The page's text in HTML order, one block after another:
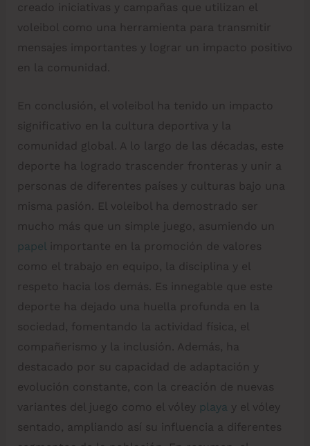
creado iniciativas y campañas que utilizan el
voleibol como una herramienta para transmitir
mensajes importantes y lograr un impacto positivo
en la comunidad.
En conclusión, el voleibol ha tenido un impacto
significativo en la cultura deportiva y la
comunidad global. A lo largo de las décadas, este
deporte ha logrado trascender fronteras y unir a
personas de diferentes países y culturas bajo una
misma pasión. El voleibol ha demostrado ser
mucho más que un simple juego, asumiendo un
papelimportante en la promoción de valores
como el trabajo en equipo, la disciplina y el
respeto hacia los demás. Es innegable que este
deporte ha dejado una huella profunda en la
sociedad, fomentando la actividad física, el
compañerismo y la inclusión. Además, ha
destacado por su capacidad de adaptación y
evolución constante, con la creación de nuevas
variantes del juego como el vóley playa y el vóley
sentado, ampliando así su influencia a diferentes